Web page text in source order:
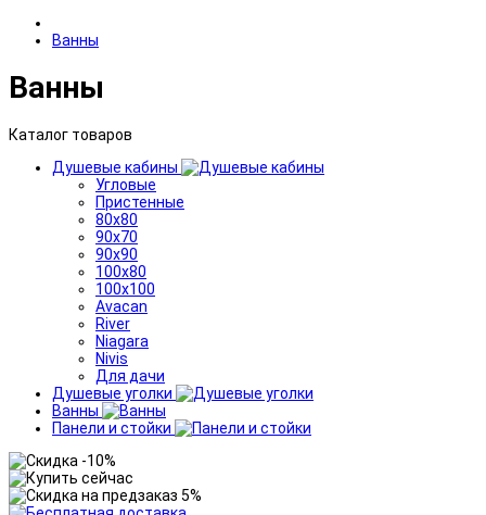
Ванны
Ванны
Каталог товаров
Душевые кабины
Угловые
Пристенные
80x80
90x70
90x90
100x80
100x100
Avacan
River
Niagara
Nivis
Для дачи
Душевые уголки
Ванны
Панели и стойки